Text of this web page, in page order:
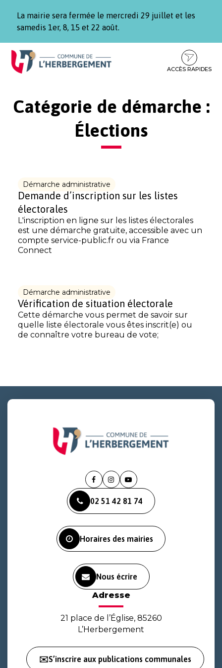
La mairie sera fermée le mercredi 29 juillet et les
samedis 1er, 8, 15 et 22 août.
Aller
Aller
contenu
Aller
pied
ACCÈS RAPIDES
Catégorie de démarche :
Élections
Démarche administrative
Demande d’inscription sur les listes
électorales
L'inscription en ligne sur les listes électorales
est une démarche gratuite, accessible avec un
compte service-public.fr ou via France
Connect
Démarche administrative
Vérification de situation électorale
Cette démarche vous permet de savoir sur
quelle liste électorale vous êtes inscrit(e) ou
de connaître votre bureau de vote;
Lien
le
compte
Lien
le
compte
Lien
la
chaîne
02 51 42 81 74
Horaires des mairies
Nous écrire
Adresse
21 place de l’Église, 85260
L’Herbergement
✉️S’inscrire aux publications communales